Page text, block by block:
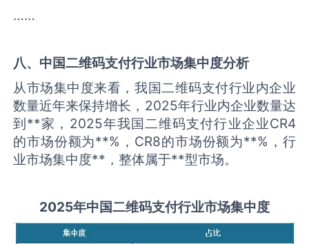
……
八、中国二维码支付行业市场集中度分析
从市场集中度来看，我国二维码支付行业内企业
数量近年来保持增长，2025年行业内企业数量达
到**家，2025年我国二维码支付行业企业CR4
的市场份额为**%，CR8的市场份额为**%，行
业市场集中度**，整体属于**型市场。
2025年中国二维码支付行业市场集中度